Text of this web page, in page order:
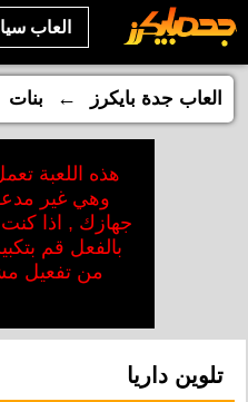
العاب
العاب جدة بايكرز ← بنات
هذه اللعبة
وهي غير
جهازك , اذا كنت
بالفعل قم
من تفعيل
تلوين داريا